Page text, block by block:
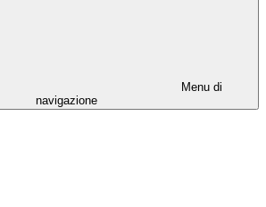
Menu di
navigazione